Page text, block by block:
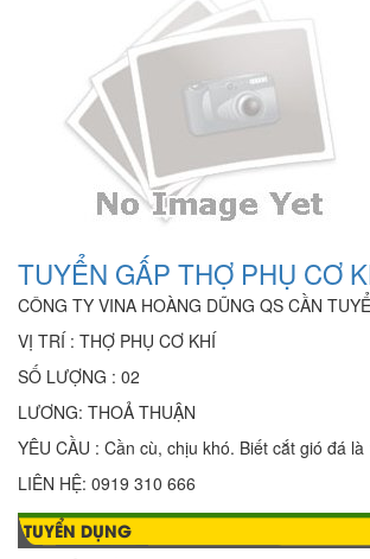
TUYỂN GẤP THỢ PHỤ CƠ
CÔNG TY VINA HOÀNG DŨNG QS CẦN
VỊ TRÍ : THỢ PHỤ CƠ KHÍ
SỐ LƯỢNG : 02
LƯƠNG: THOẢ THUẬN
YÊU CẦU : Cần cù, chịu khó. Biết cắt gió đá là
LIÊN HỆ: 0919 310 666
TUYỂN DỤNG